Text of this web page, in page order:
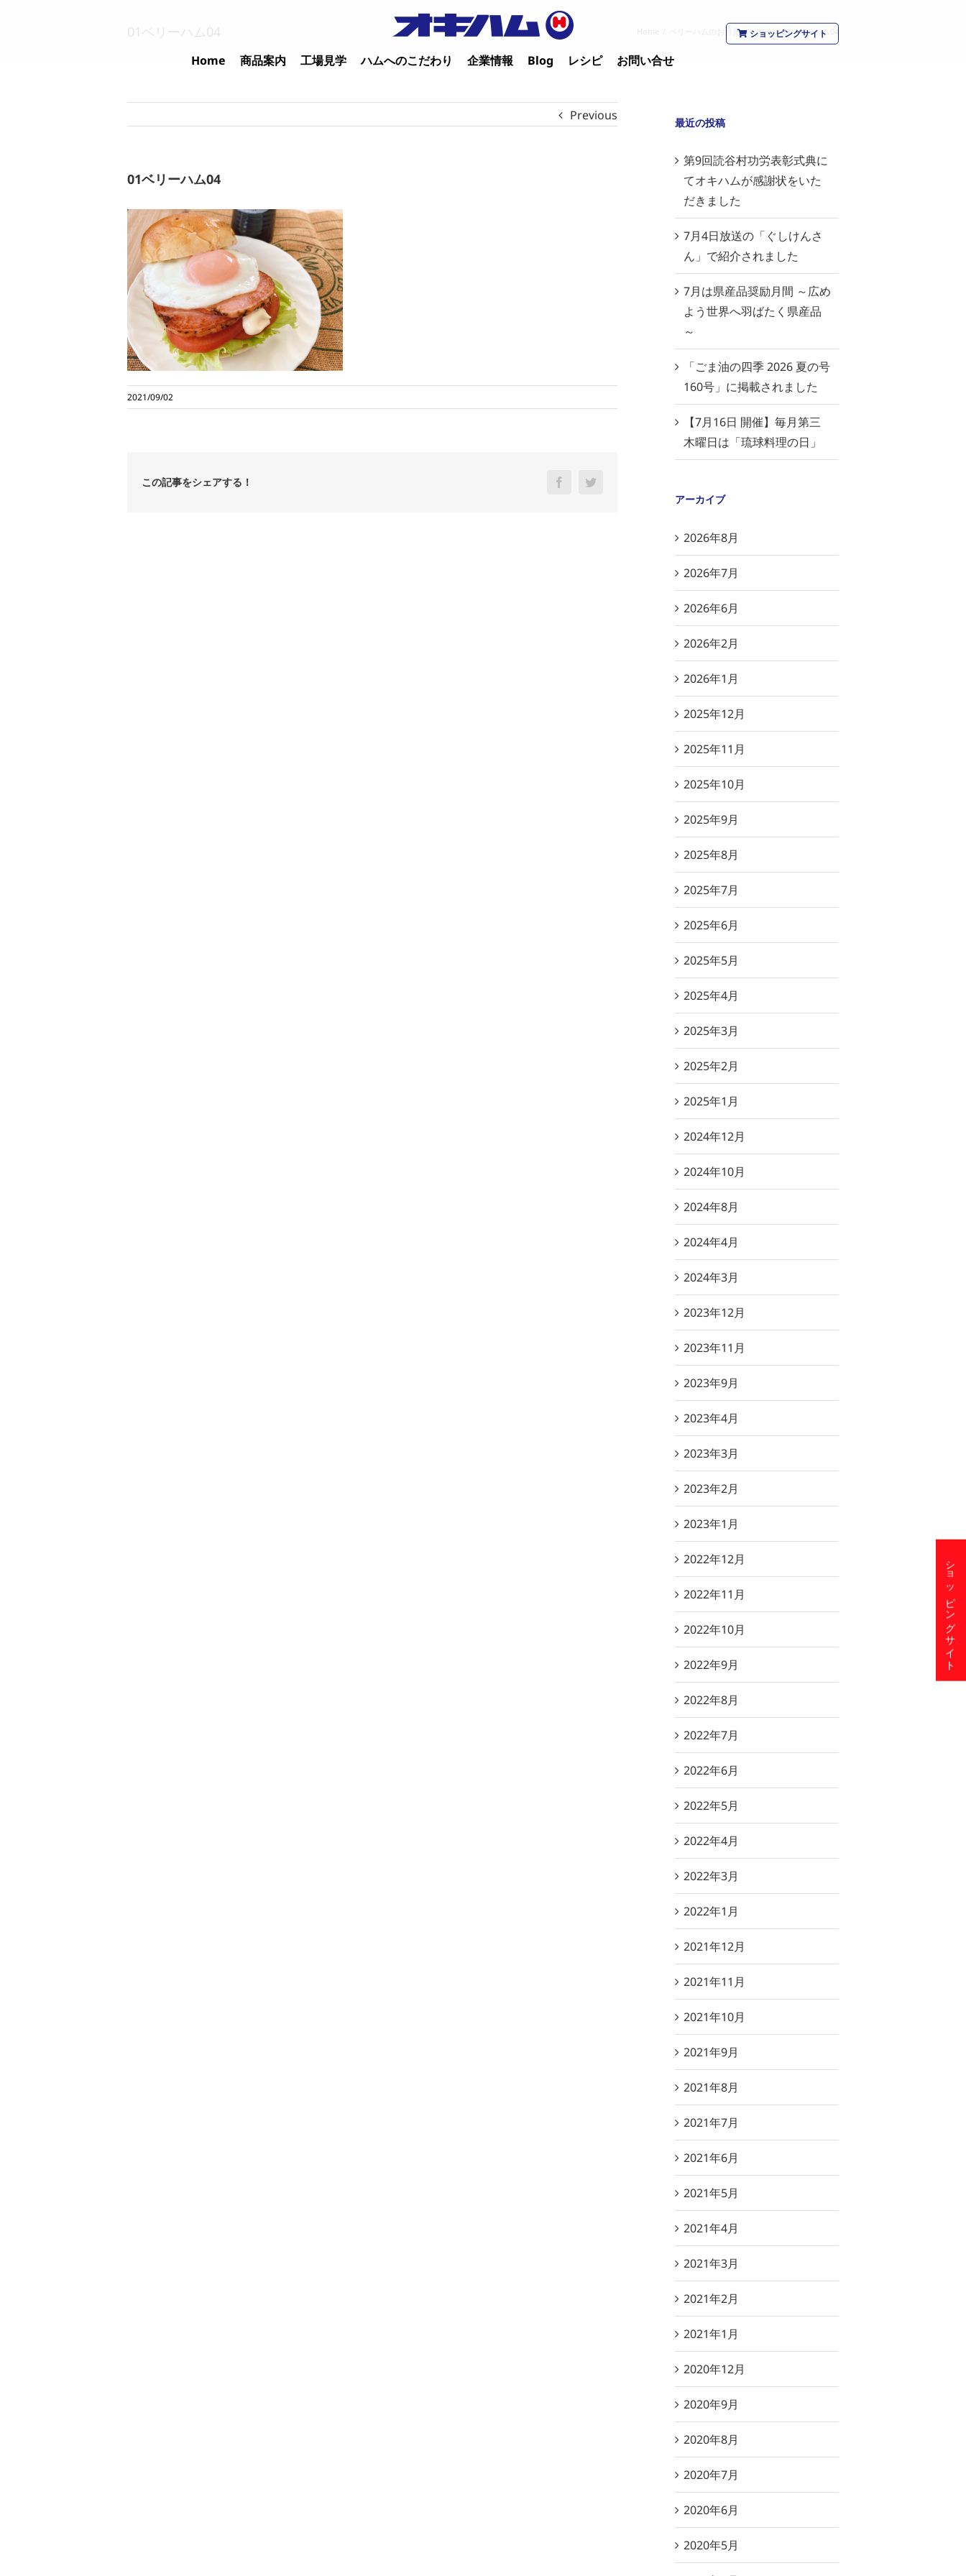
ショッピングサイト
Home 商品案内 工場見学 ハムへのこだわり 企業情報 Blog レシピ お問い合せ
01ベリーハム04 Home ベリーハムのお月見バーガー / 01ベリーハム04
Previous
01ベリーハム04
2021/09/02
この記事をシェアする！ Facebook
最近の投稿
第9回読谷村功労表彰式典に
てオキハムが感謝状をいた
だきました
7月4日放送の「ぐしけんさ
ん」で紹介されました
7月は県産品奨励月間 ～広め
よう世界へ羽ばたく県産品
～
「ごま油の四季 2026 夏の号
160号」に掲載されました
【7月16日 開催】毎月第三
木曜日は「琉球料理の日」
アーカイブ
2026年8月
2026年7月
2026年6月
2026年2月
2026年1月
2025年12月
2025年11月
2025年10月
2025年9月
2025年8月
2025年7月
2025年6月
2025年5月
2025年4月
2025年3月
2025年2月
2025年1月
2024年12月
2024年10月
2024年8月
2024年4月
2024年3月
2023年12月
2023年11月
2023年9月
2023年4月
2023年3月
2023年2月
2023年1月
2022年12月
2022年11月
2022年10月
2022年9月
2022年8月
2022年7月
2022年6月
2022年5月
2022年4月
2022年3月
2022年1月
2021年12月
2021年11月
2021年10月
2021年9月
2021年8月
2021年7月
2021年6月
2021年5月
2021年4月
2021年3月
2021年2月
2021年1月
2020年12月
2020年9月
2020年8月
2020年7月
2020年6月
2020年5月
ショッピングサイト